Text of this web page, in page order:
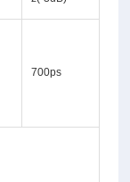
700ps